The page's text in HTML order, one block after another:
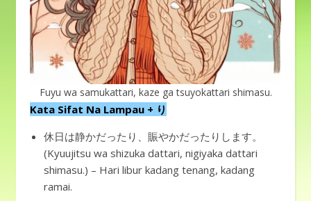
Fuyu wa samukattari, kaze ga tsuyokattari shimasu.
Kata Sifat Na Lampau + り
休日は静かだったり、賑やかだったりします。
(Kyuujitsu wa shizuka dattari, nigiyaka dattari
shimasu.) – Hari libur kadang tenang, kadang
ramai.